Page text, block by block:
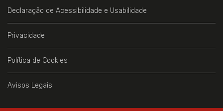
Declaração de Acessibilidade e Usabilidade
Privacidade
Política de Cookies
Avisos Legais